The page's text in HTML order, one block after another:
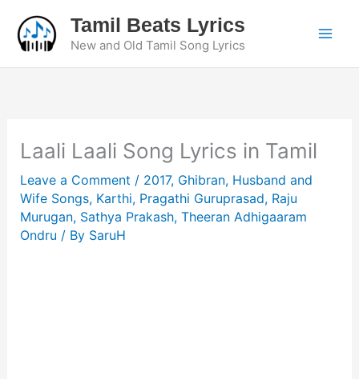
content
Tamil Beats Lyrics
New and Old Tamil Song Lyrics
Laali Laali Song Lyrics in Tamil
Leave a Comment / 2017, Ghibran, Husband and
Wife Songs, Karthi, Pragathi Guruprasad, Raju
Murugan, Sathya Prakash, Theeran Adhigaaram
Ondru / By SaruH